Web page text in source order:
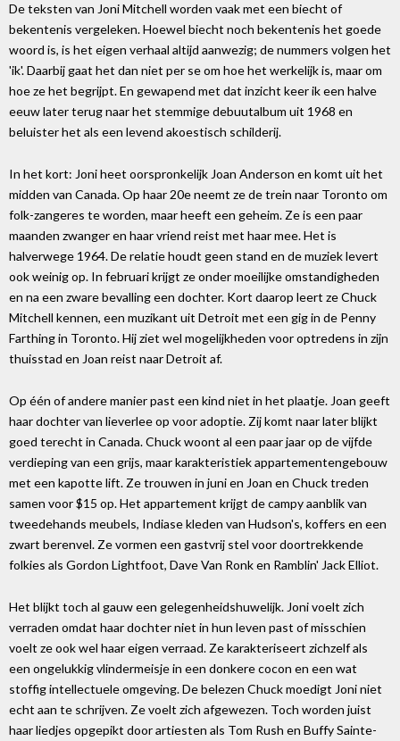
De teksten van Joni Mitchell worden vaak met een biecht of
bekentenis vergeleken. Hoewel biecht noch bekentenis het goede
woord is, is het eigen verhaal altijd aanwezig; de nummers volgen het
'ik'. Daarbij gaat het dan niet per se om hoe het werkelijk is, maar om
hoe ze het begrijpt. En gewapend met dat inzicht keer ik een halve
eeuw later terug naar het stemmige debuutalbum uit 1968 en
beluister het als een levend akoestisch schilderij.
In het kort: Joni heet oorspronkelijk Joan Anderson en komt uit het
midden van Canada. Op haar 20e neemt ze de trein naar Toronto om
folk-zangeres te worden, maar heeft een geheim. Ze is een paar
maanden zwanger en haar vriend reist met haar mee. Het is
halverwege 1964. De relatie houdt geen stand en de muziek levert
ook weinig op. In februari krijgt ze onder moeilijke omstandigheden
en na een zware bevalling een dochter. Kort daarop leert ze Chuck
Mitchell kennen, een muzikant uit Detroit met een gig in de Penny
Farthing in Toronto. Hij ziet wel mogelijkheden voor optredens in zijn
thuisstad en Joan reist naar Detroit af.
Op één of andere manier past een kind niet in het plaatje. Joan geeft
haar dochter van lieverlee op voor adoptie. Zij komt naar later blijkt
goed terecht in Canada. Chuck woont al een paar jaar op de vijfde
verdieping van een grijs, maar karakteristiek appartementengebouw
met een kapotte lift. Ze trouwen in juni en Joan en Chuck treden
samen voor $15 op. Het appartement krijgt de campy aanblik van
tweedehands meubels, Indiase kleden van Hudson's, koffers en een
zwart berenvel. Ze vormen een gastvrij stel voor doortrekkende
folkies als Gordon Lightfoot, Dave Van Ronk en Ramblin' Jack Elliot.
Het blijkt toch al gauw een gelegenheidshuwelijk. Joni voelt zich
verraden omdat haar dochter niet in hun leven past of misschien
voelt ze ook wel haar eigen verraad. Ze karakteriseert zichzelf als
een ongelukkig vlindermeisje in een donkere cocon en een wat
stoffig intellectuele omgeving. De belezen Chuck moedigt Joni niet
echt aan te schrijven. Ze voelt zich afgewezen. Toch worden juist
haar liedjes opgepikt door artiesten als Tom Rush en Buffy Sainte-